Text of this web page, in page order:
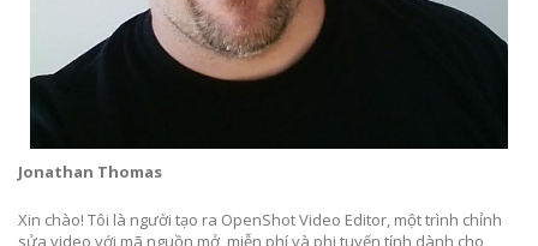
Jonathan Thomas
Xin chào! Tôi là người tạo ra OpenShot Video Editor, một trình chỉnh
sửa video với mã nguồn mở, miễn phí và phi tuyến tính dành cho